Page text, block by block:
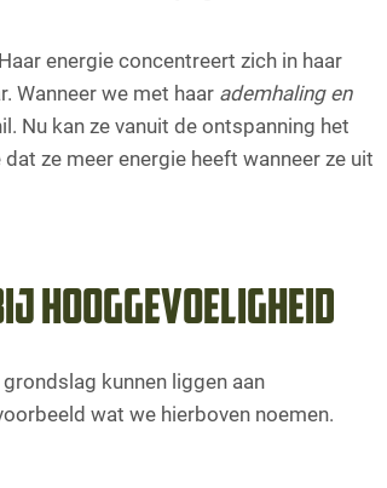
energie concentreert zich in haar
Wanneer we met haar ademhaling en
Nu kan ze vanuit de ontspanning het
ze meer energie heeft wanneer ze uit
hooggevoeligheid
kunnen liggen aan
wat we hierboven noemen.